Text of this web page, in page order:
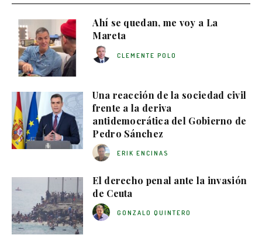
Ahí se quedan, me voy a La
Mareta
CLEMENTE POLO
Una reacción de la sociedad civil
frente a la deriva
antidemocrática del Gobierno de
Pedro Sánchez
ERIK ENCINAS
El derecho penal ante la invasión
de Ceuta
GONZALO QUINTERO